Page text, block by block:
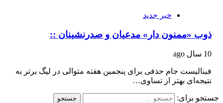
خبر جدید
ذوب «ممنون دار» مدعیان و صدرنشینان ::
10 سال ago
فینالیست جام حذفی برای پنجمین هفته متوالی در لیگ برتر به
نتیجه‌ای بهتر از تساوی…
جستجو برای: